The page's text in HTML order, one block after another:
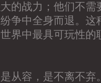
的战力；他们不需
争中全身而退。这
界中最具可玩性的
从容，是不离不弃